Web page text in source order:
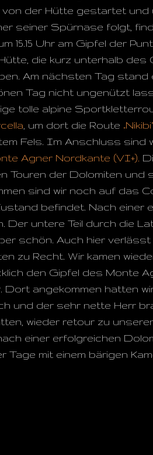
der Hütte gestartet und
seiner Spürnase folgt,
15.15 Uhr am Gipfel der
die kurz unterhalb
Am nächsten Tag stand
Tag nicht ungenützt
tolle alpine
, um dort die Route
Fels. Im Anschluss sind
Agner Nordkante (VI+).
Touren der Dolomiten und
sind wir noch auf das
befindet. Nach einer
Der untere Teil durch die
schön. Auch hier
zu Recht. Wir kamen
den Gipfel des Monte
angekommen hatten
und der sehr nette Herr
wieder retour zu
einer erfolgreichen
mit einem bärigen